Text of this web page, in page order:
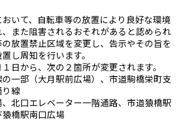
いて、自転車等の放置により良好な環境
また阻害されるおそれがあると認められ
放置禁止区域を変更し、告示やその旨を
し周知を行います。
日から、次の２箇所が変更されます。
一部（大月駅前広場）、市道駒橋栄町支
り線
北口エレベーター一階通路、市道猿橋駅
橋駅南口広場